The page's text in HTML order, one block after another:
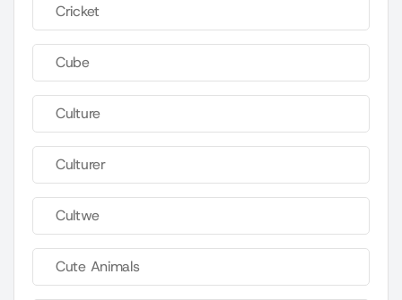
Cricket
Cube
Culture
Culturer
Cultwe
Cute Animals